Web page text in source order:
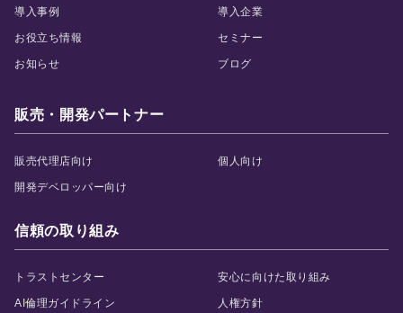
導入事例 導入企業
お役立ち情報 セミナー
お知らせ ブログ
販売・開発パートナー
販売代理店向け 個人向け
開発デベロッパー向け
信頼の取り組み
トラストセンター 安心に向けた取り組み
AI倫理ガイドライン 人権方針